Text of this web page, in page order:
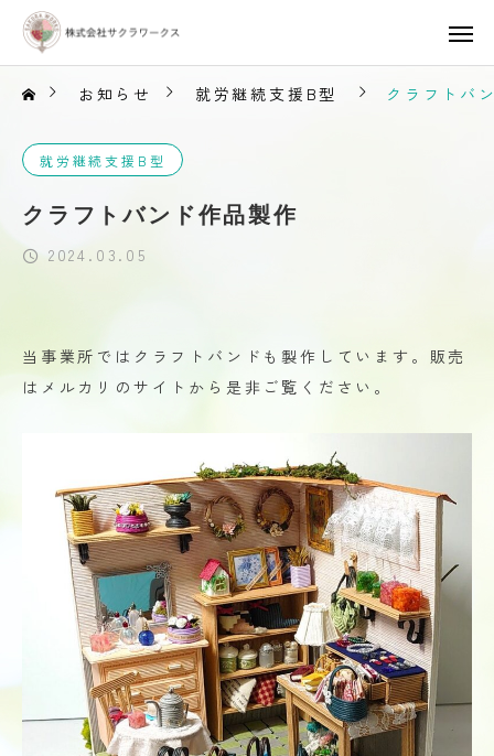
お知らせ 就労継続支援B型 クラフトバ
就労継続支援B型
クラフトバンド作品製作
2024.03.05
当事業所ではクラフトバンドも製作しています。販売
はメルカリのサイトから是非ご覧ください。